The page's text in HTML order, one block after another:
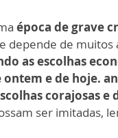
época de grave
depende de muitos
as escolhas
e de hoje.
corajosas e
ser imitadas,